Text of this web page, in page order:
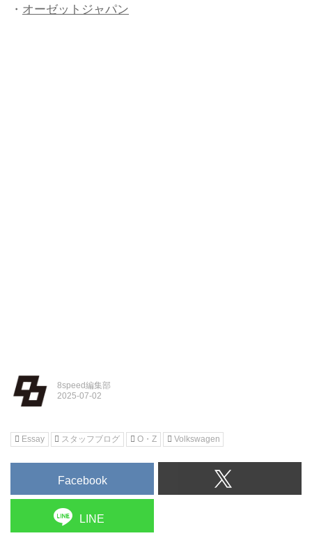
・ オーゼットジャパン
8speed編集部
Essay スタッフブログ O・Z Volkswagen
Facebook
LINE